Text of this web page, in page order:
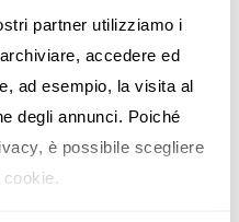
partner utilizziamo i
accedere ed
ad esempio, la visita al
degli annunci. Poiché
è possibile scegliere
combattuto i più grandi
laFeria de Abril, festa
le corride.